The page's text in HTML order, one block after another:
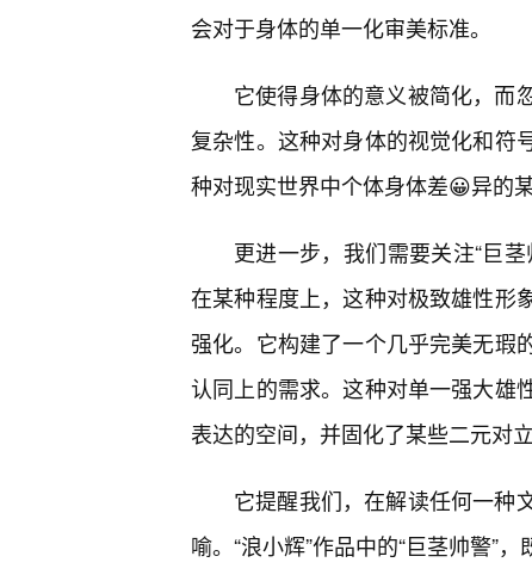
会对于身体的单一化审美标准。
它使得身体的意义被简化，而
复杂性。这种对身体的视觉化和符
种对现实世界中个体身体差😀异的
更进一步，我们需要关注“巨
在某种程度上，这种对极致雄性形
强化。它构建了一个几乎完美无瑕
认同上的需求。这种对单一强大雄
表达的空间，并固化了某些二元对
它提醒我们，在解读任何一种
喻。“浪小辉”作品中的“巨茎帅警”